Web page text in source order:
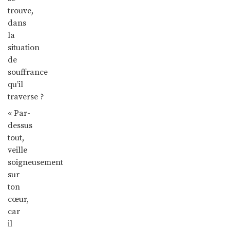
trouve,
dans
la
situation
de
souffrance
qu’il
traverse ?
« Par-
dessus
tout,
veille
soigneusement
sur
ton
cœur,
car
il